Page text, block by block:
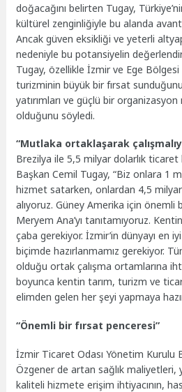
doğacağını belirten Tugay,
kültürel zenginliğiyle bu alanda
Ancak güven eksikliği ve yeterli
nedeniyle bu potansiyelin
Tugay, özellikle İzmir ve Ege
turizminin büyük bir fırsat
yatırımları ve güçlü bir
olduğunu söyledi.
“Mutlaka ortaklaşarak
Brezilya ile 5,5 milyar dolarlık
Başkan Cemil Tugay, “Biz onlara 1
hizmet satarken, onlardan 4,5
alıyoruz. Güney Amerika için önemli
Meryem Ana’yı tanıtamıyoruz.
çaba gerekiyor. İzmir’in dünyayı en
biçimde hazırlanmamız gerekiyor.
olduğu ortak çalışma ortamlarına
boyunca kentin tarım, turizm ve
elimden gelen her şeyi yapmaya
“Önemli bir fırsat penceresi”
İzmir Ticaret Odası Yönetim Kurulu
Özgener de artan sağlık maliyetleri,
kaliteli hizmete erişim ihtiyacının,